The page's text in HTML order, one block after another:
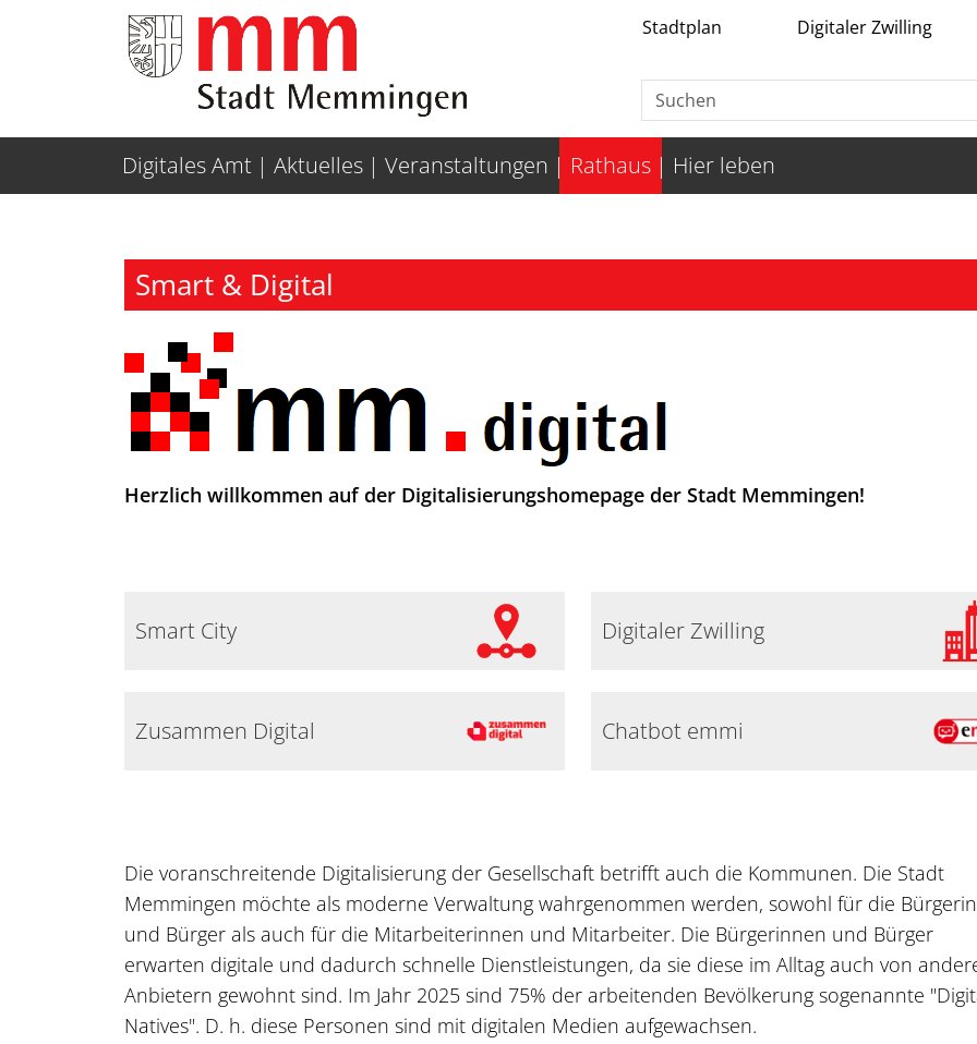
Weiter zur Navigation Weiter zum Inhalt Stadtplan Digitaler Zwilling
Digitales Amt Aktuelles Veranstaltungen Rathaus Hier leben
Smart & Digital
Herzlich willkommen auf der Digitalisierungshomepage der Stadt Memmingen!
Smart City
Zusammen Digital
Digitaler Zwilling
Chatbot emmi
Die voranschreitende Digitalisierung der Gesellschaft betrifft auch die Kommunen. Die Stadt
Memmingen möchte als moderne Verwaltung wahrgenommen werden, sowohl für die
und Bürger als auch für die Mitarbeiterinnen und Mitarbeiter. Die Bürgerinnen und Bürger
erwarten digitale und dadurch schnelle Dienstleistungen, da sie diese im Alltag auch von
Anbietern gewohnt sind. Im Jahr 2025 sind 75% der arbeitenden Bevölkerung sogenannte
Natives". D. h. diese Personen sind mit digitalen Medien aufgewachsen.